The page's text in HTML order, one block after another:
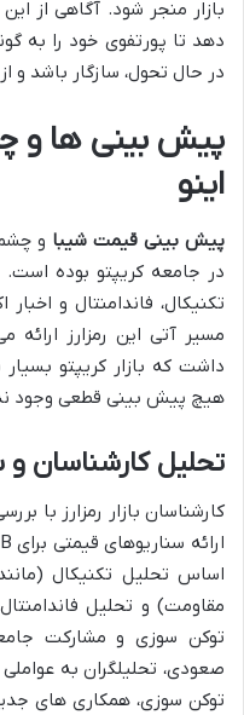
بازار منجر شود. آگاهی از
دهد تا پورتفوی خود را به
در حال تحول، سازگار باشد و
پیش بینی ها و
اینو
پیش بینی قیمت شیبا و
در جامعه کریپتو بوده است.
تکنیکال، فاندامنتال و
مسیر آتی این رمزارز ارائه
داشت که بازار کریپتو
هیچ پیش بینی قطعی وجود
تحلیل کارشناسان
کارشناسان بازار رمزارز با
اساس تحلیل تکنیکال
مقاومت) و تحلیل
توکن سوزی و مشارکت
صعودی، تحلیلگران به
توکن سوزی، همکاری های